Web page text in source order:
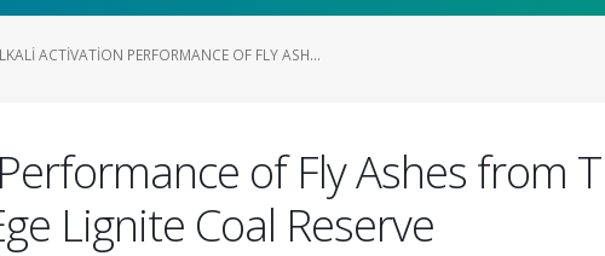
ACTIVATION PERFORMANCE OF FLY ASH...
of Fly Ashes from
Lignite Coal Reserve